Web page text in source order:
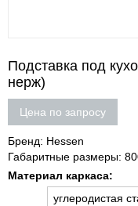
Подставка под
нерж)
Цена по запросу
Бренд: Hessen
Габаритные размеры:
Материал каркаса: